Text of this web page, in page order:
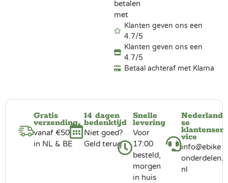
betalen
met
Klanten geven ons een
4.7/5
Klanten geven ons een
4.7/5
Betaal achteraf met Klarna
Gratis
verzending
vanaf €50
in NL & BE
14 dagen
bedenktijd
Niet goed?
Geld terug
Snelle
levering
Voor
17:00
besteld,
morgen
in huis
Nederland
se
klantenser
vice
info@ebike
onderdelen.
nl